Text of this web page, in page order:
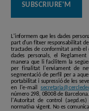
L'informem que les dades
part d'un fitxer responsabilitat de
tractades de conformitat amb el
dades personals, el
manera que li facilitem la
per finalitat l'enviament de
segmentació de perfil per a
portabilitat i supressió de les
en l'e-mail
número 298, 08008 de
l'Autoritat de control
normativa vigent. No es